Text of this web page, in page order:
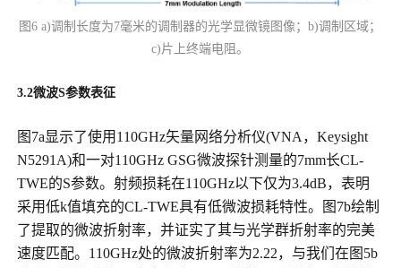
图6 a)调制长度为7毫米的调制器的光学显微镜图像；b)调制区域；
c)片上终端电阻。
3.2微波S参数表征
图7a显示了使用110GHz矢量网络分析仪(VNA，Keysight
N5291A)和一对110GHz GSG微波探针测量的7mm长CL-
TWE的S参数。射频损耗在110GHz以下仅为3.4dB，表明
采用低k值填充的CL-TWE具有低微波损耗特性。图7b绘制
了提取的微波折射率，并证实了其与光学群折射率的完美
速度匹配。110GHz处的微波折射率为2.22，与我们在图5b